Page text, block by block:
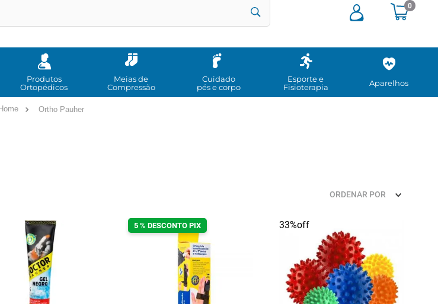
0
Produtos
Ortopédicos
Meias de
Compressão
Cuidado
pés e corpo
Esporte e
Fisioterapia
Aparelhos
Ortho Pauher
ORDENAR POR
5 % DESCONTO PIX 33%off